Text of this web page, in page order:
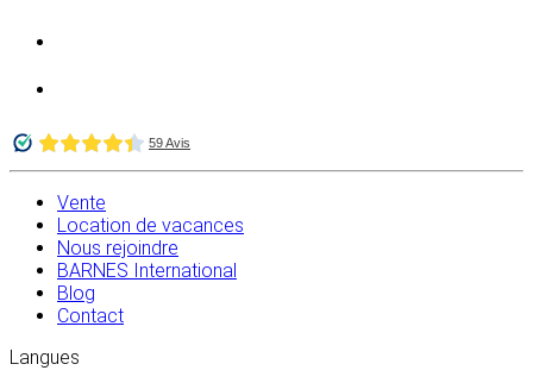
Vente
Location de vacances
Nous rejoindre
BARNES International
Blog
Contact
Langues